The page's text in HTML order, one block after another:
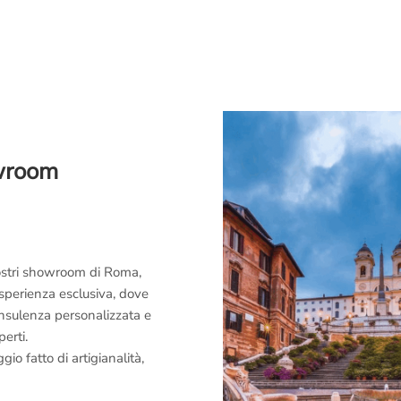
showroom di Roma,
esclusiva, dove
personalizzata e
fatto di artigianalità,